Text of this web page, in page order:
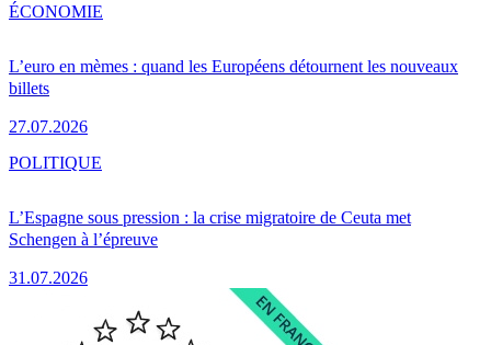
L’euro en mèmes : quand les Européens détournent les nouveaux
billets
27.07.2026
ÉCONOMIE
L’Espagne sous pression : la crise migratoire de Ceuta met
Schengen à l’épreuve
31.07.2026
POLITIQUE